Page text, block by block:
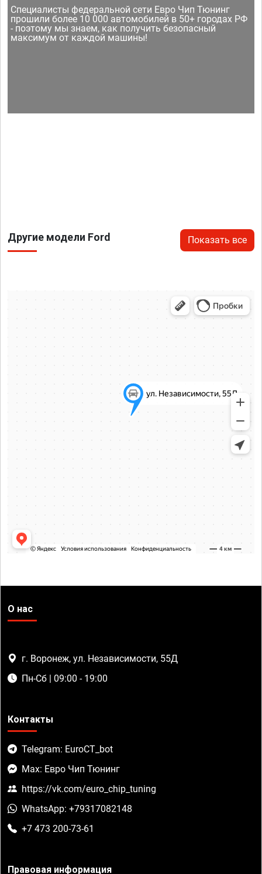
Специалисты федеральной сети Евро Чип Тюнинг
прошили более 10 000 автомобилей в 50+ городах РФ
- поэтому мы знаем, как получить безопасный
максимум от каждой машины!
Другие модели Ford Показать все
О нас
г. Воронеж, ул. Независимости, 55Д
Пн-Сб | 09:00 - 19:00
Контакты
Telegram: EuroCT_bot
Max: Евро Чип Тюнинг
https://vk.com/euro_chip_tuning
WhatsApp: +79317082148
+7 473 200-73-61
Правовая информация